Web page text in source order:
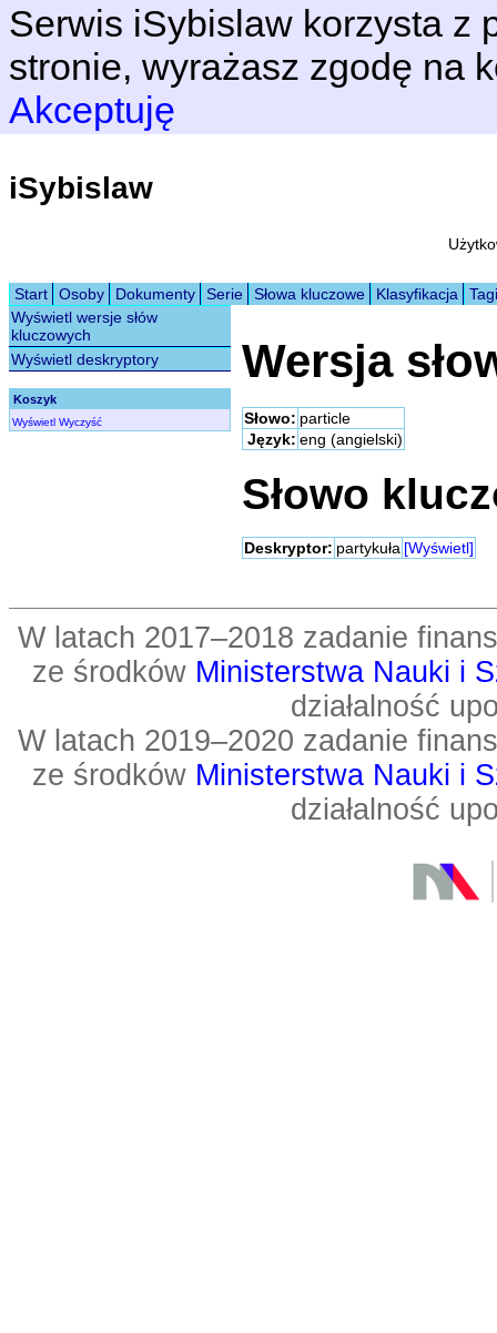
Serwis iSybislaw korzysta z
stronie, wyrażasz zgodę na
Akceptuję
iSybislaw
Start Osoby Dokumenty Serie Słowa kluczowe Klasyfikacja
Tagi
Wyświetl wersje słów
kluczowych
Wyświetl deskryptory
Koszyk
Wyświetl Wyczyść
Wersja
Słowo: particle
Język: eng (angielski)
Słowo
Deskryptor: partykuła [Wyświetl]
W latach 2017–2018 zadanie
ze środków Ministerstwa Nauki i
działalność
W latach 2019–2020 zadanie
ze środków Ministerstwa Nauki i
działalność